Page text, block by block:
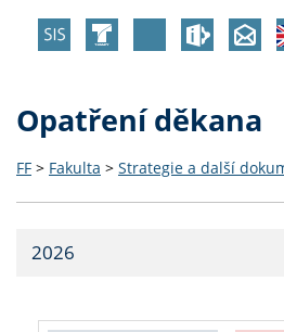
Opatření děkana
FF > Fakulta > Strategie a další
2026